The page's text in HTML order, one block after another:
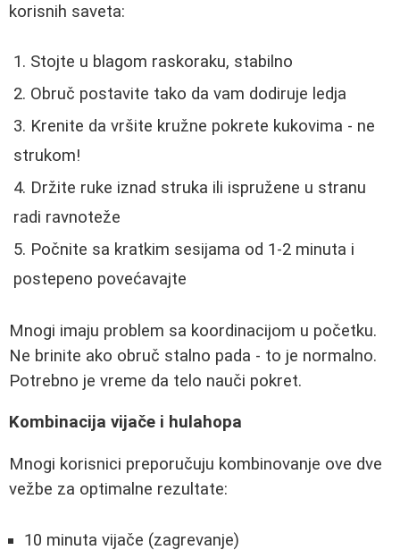
korisnih saveta:
Stojte u blagom raskoraku, stabilno
Obruč postavite tako da vam dodiruje ledja
Krenite da vršite kružne pokrete kukovima - ne
strukom!
Držite ruke iznad struka ili ispružene u stranu
radi ravnoteže
Počnite sa kratkim sesijama od 1-2 minuta i
postepeno povećavajte
Mnogi imaju problem sa koordinacijom u početku.
Ne brinite ako obruč stalno pada - to je normalno.
Potrebno je vreme da telo nauči pokret.
Kombinacija vijače i hulahopa
Mnogi korisnici preporučuju kombinovanje ove dve
vežbe za optimalne rezultate:
10 minuta vijače (zagrevanje)